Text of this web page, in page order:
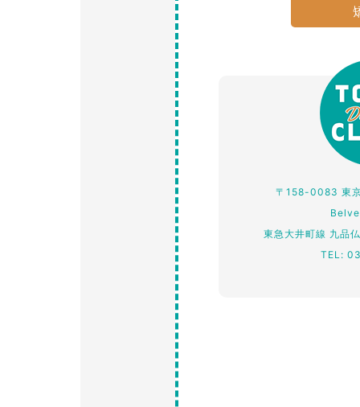
〒158-0083 東
東急大井町線 九品
TEL: